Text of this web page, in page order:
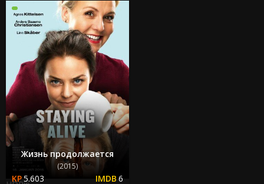
Жизнь продолжается
(2015)
5.603 6